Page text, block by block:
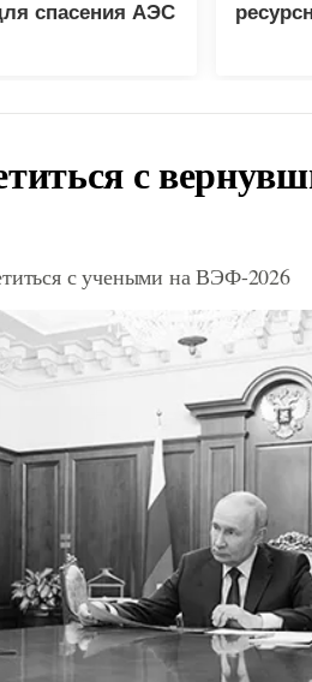
спасения АЭС
с
с учеными на ВЭФ-2026